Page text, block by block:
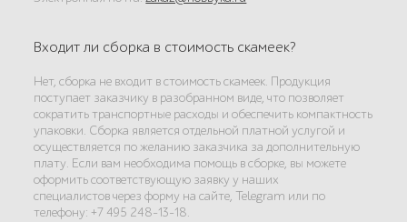
Входит ли сборка в стоимость скамеек?
Нет, сборка не входит в стоимость скамеек. Продукция
поступает заказчику в разобранном виде, что позволяет
сократить транспортные расходы и обеспечить компактность
упаковки. Сборка является отдельной платной услугой и
осуществляется по желанию заказчика за дополнительную
плату. Если вам необходима помощь в сборке, вы можете
оформить соответствующую заявку у наших
специалистов через форму на сайте, Telegram или по
телефону: +7 495 248-13-18.